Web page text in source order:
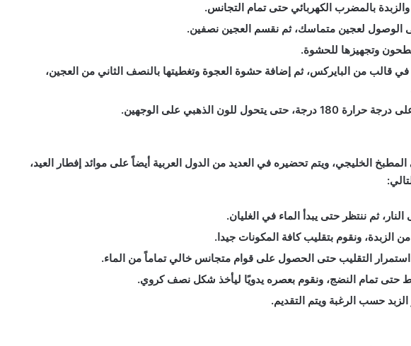
والزبدة بالمضرب الكهربائي حتى تمام التجانس.
الوصول لعجين متماسك، ثم نقسم العجين نصفين.
وتجهيزها للحشوة.
قالب من البايركس، ثم إضافة حشوة العجوة وتغطيتها بالنصف الثاني من العجين،
للون الذهبي على الوجهين.
الخليجي، ويتم تحضيره في العديد من الدول العربية أيضاً على موائد إفطار العيد،
ثم ننتظر حتى يبدأ الماء في الغليان.
الزبدة، ونقوم بتقليب كافة المكونات جيدا.
التقليب حتى الحصول على قوام متجانس خالي تماماً من الماء.
حتى تمام النضج، ونقوم بعصره يدويًا ليأخذ شكل نصف كروي.
حسب الرغبة ويتم التقديم.